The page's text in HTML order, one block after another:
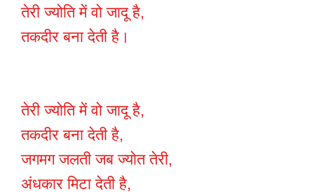
तेरी ज्योति में वो जादू है,
तकदीर बना देती है।
तेरी ज्योति में वो जादू है,
तकदीर बना देती है,
जगमग जलती जब ज्योत तेरी,
अंधकार मिटा देती है,